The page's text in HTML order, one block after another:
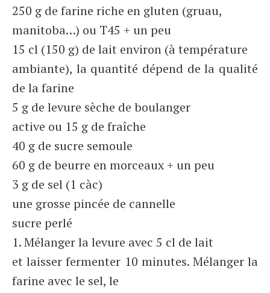
250 g de farine riche en gluten (gruau,
manitoba…) ou T45 + un peu
15 cl (150 g) de lait environ (à température
ambiante), la quantité dépend de la qualité
de la farine
5 g de levure sèche de boulanger
active ou 15 g de fraîche
40 g de sucre semoule
60 g de beurre en morceaux + un peu
3 g de sel (1 càc)
une grosse pincée de cannelle
sucre perlé
1. Mélanger la levure avec 5 cl de lait
et laisser fermenter 10 minutes. Mélanger la
farine avec le sel, le